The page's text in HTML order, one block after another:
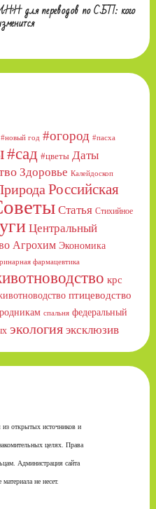
для переводов по СБП: кого
#новый год #огород #пасха
#сад #цветы Даты
Здоровье Калейдоскоп
Российская
Статья Стихийное
Центральный
Агрохим Экономика
фармацевтика
крс
птицеводство
спальня федеральный
экология эксклюзив
из открытых источников и
целях. Права
Администрация сайта
материала не несет.